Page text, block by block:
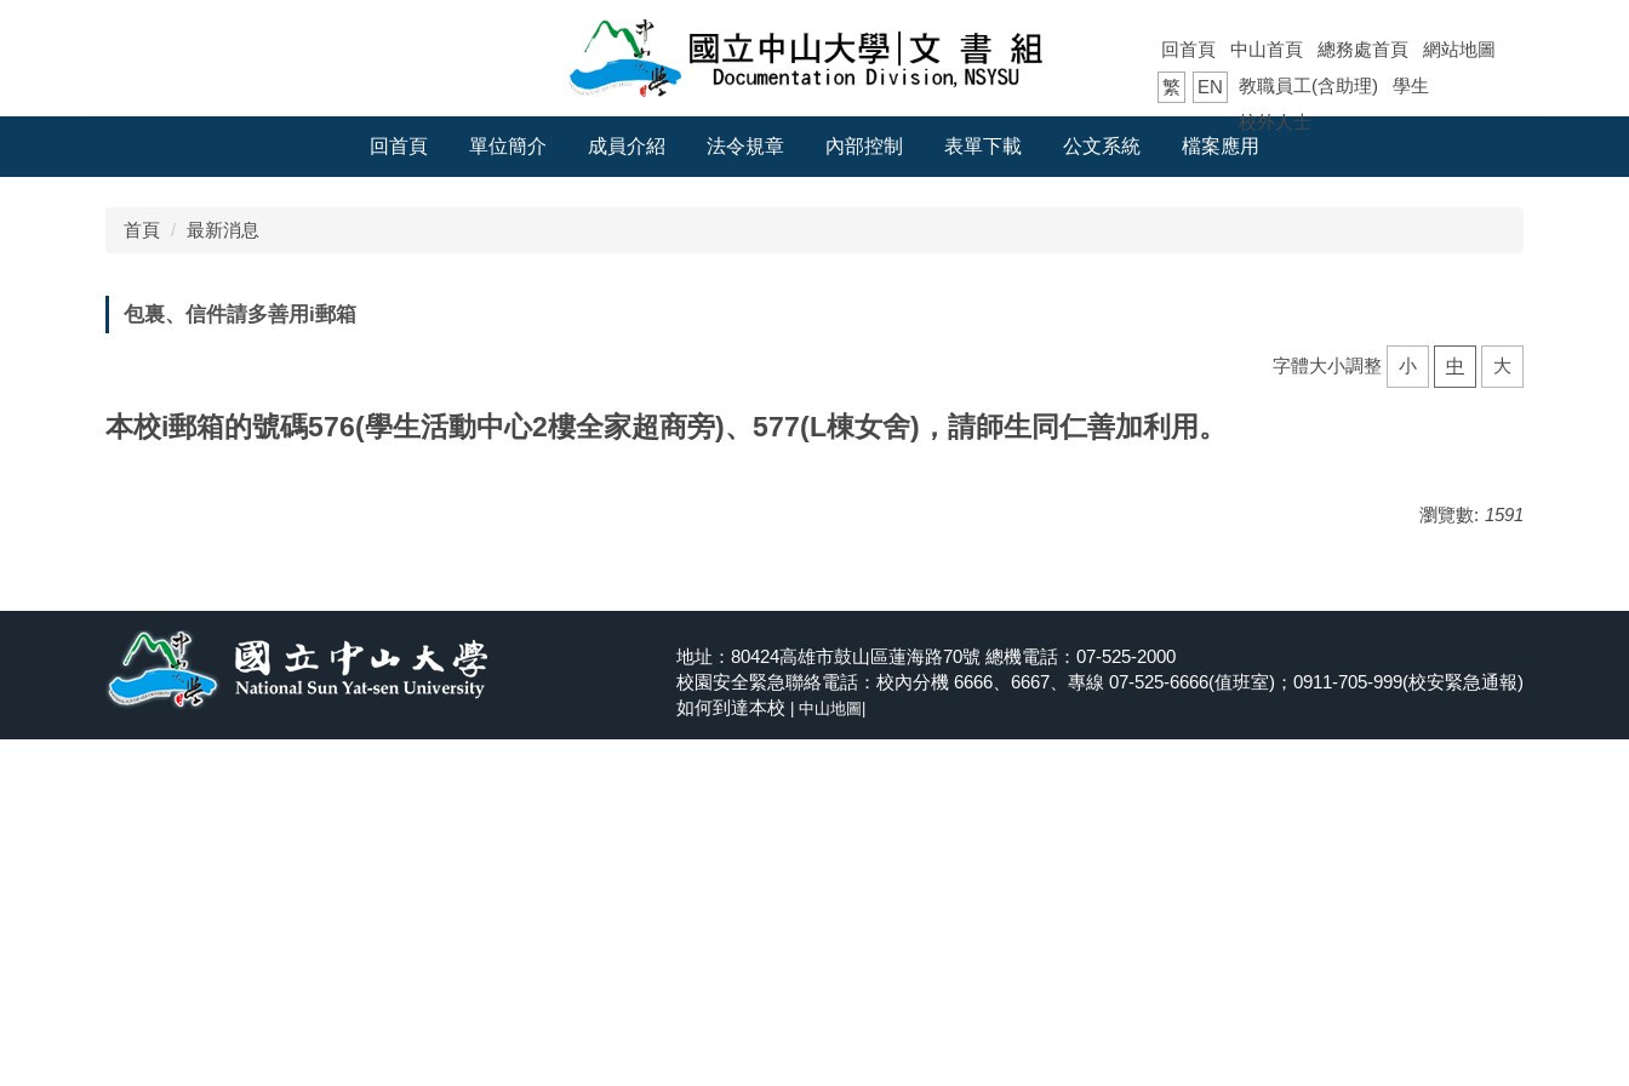
區
回首頁 中山首頁 總務處首頁
網站地圖
繁
EN 教職員工(含助理)
學生
校外人士
回首頁
單位簡介 成員介紹 法令規章 內部控制 表單下載 公文系統 檔案應用
首頁 最新消息
包裏、信件請多善用i郵箱
字體大小調整 小 中 大
本校i郵箱的號碼576(學生活動中心2樓全家超商旁)、577(L棟女舍)，請師生同仁善加利用。
瀏覽數: 1591
地址：80424高雄市鼓山區蓮海路70號 總機電話：07-525-2000
校園安全緊急聯絡電話：校內分機 6666、6667、專線 07-525-6666(值班室)；0911-705-999(校安緊急通報)
如何到達本校 | 中山地圖|